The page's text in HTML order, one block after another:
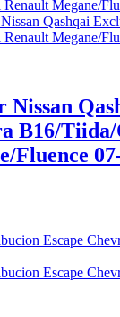
B16/Tiida/
Fluence